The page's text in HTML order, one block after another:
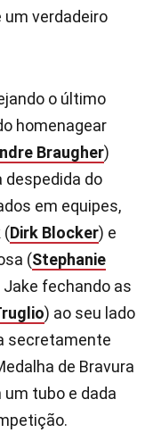
verdadeiro
o último
homenagear
Braugher)
despedida do
em equipes,
(Dirk Blocker) e
(Stephanie
fechando as
) ao seu lado
secretamente
de Bravura
tubo e dada